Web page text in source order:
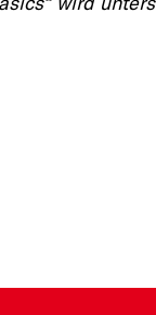
wird